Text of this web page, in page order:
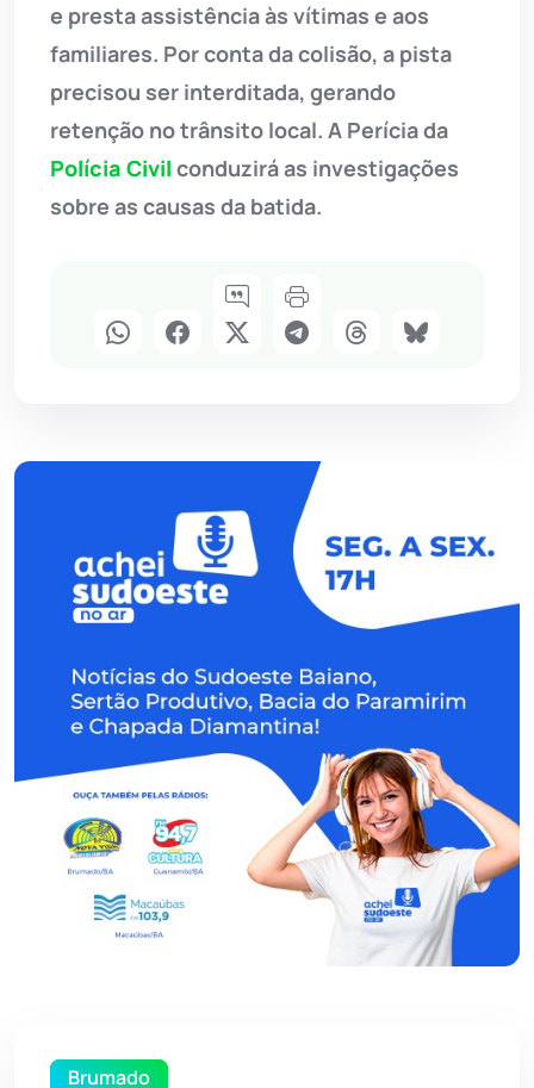
e presta assistência às vítimas e aos
familiares. Por conta da colisão, a pista
precisou ser interditada, gerando
retenção no trânsito local. A Perícia da
Polícia Civil conduzirá as investigações
sobre as causas da batida.
Brumado